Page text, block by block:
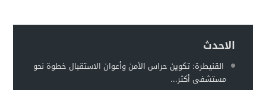
الاحدث
القنيطرة: تكوين حراس الأمن وأعوان الاستقبال خطوة نحو
مستشفى أكثر...